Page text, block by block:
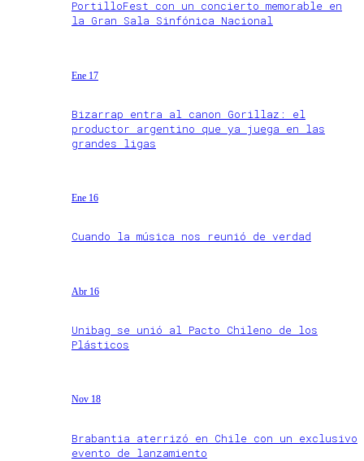
PortilloFest con un concierto memorable en
la Gran Sala Sinfónica Nacional
Ene 17
Bizarrap entra al canon Gorillaz: el
productor argentino que ya juega en las
grandes ligas
Ene 16
Cuando la música nos reunió de verdad
Abr 16
Unibag se unió al Pacto Chileno de los
Plásticos
Nov 18
Brabantia aterrizó en Chile con un exclusivo
evento de lanzamiento